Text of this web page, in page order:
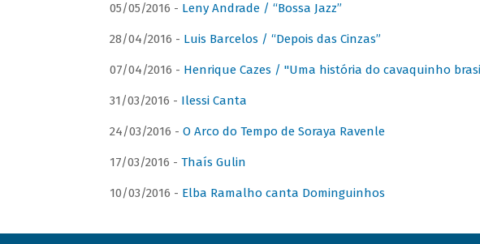
05/05/2016 - Leny Andrade / “Bossa Jazz”
28/04/2016 - Luis Barcelos / “Depois das Cinzas”
07/04/2016 - Henrique Cazes / "Uma história do cavaquinho
31/03/2016 - Ilessi Canta
24/03/2016 - O Arco do Tempo de Soraya Ravenle
17/03/2016 - Thaís Gulin
10/03/2016 - Elba Ramalho canta Dominguinhos